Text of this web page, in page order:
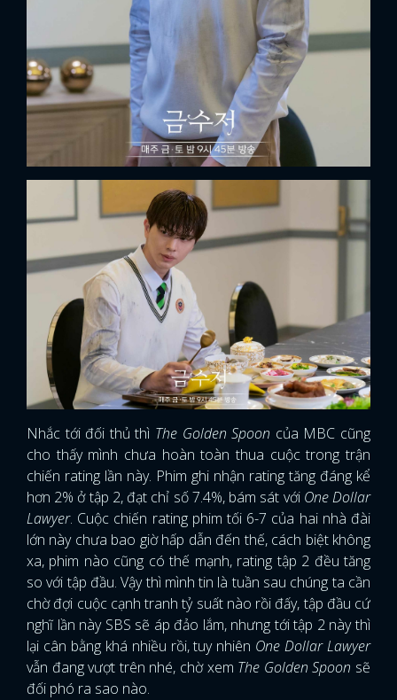
Nhắc tới đối thủ thì The Golden Spoon của MBC cũng
cho thấy mình chưa hoàn toàn thua cuộc trong trận
chiến rating lần này. Phim ghi nhận rating tăng đáng kể
hơn 2% ở tập 2, đạt chỉ số 7.4%, bám sát với One Dollar
Lawyer. Cuộc chiến rating phim tối 6-7 của hai nhà đài
lớn này chưa bao giờ hấp dẫn đến thế, cách biệt không
xa, phim nào cũng có thế mạnh, rating tập 2 đều tăng
so với tập đầu. Vậy thì mình tin là tuần sau chúng ta cần
chờ đợi cuộc cạnh tranh tỷ suất nào rồi đấy, tập đầu cứ
nghĩ lần này SBS sẽ áp đảo lắm, nhưng tới tập 2 này thì
lại cân bằng khá nhiều rồi, tuy nhiên One Dollar Lawyer
vẫn đang vượt trên nhé, chờ xem The Golden Spoon sẽ
đối phó ra sao nào.